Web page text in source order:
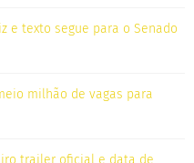
e texto segue para o Senado
milhão de vagas para
trailer oficial e data de